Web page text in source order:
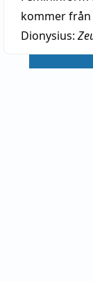
kommer från
Dionysius: